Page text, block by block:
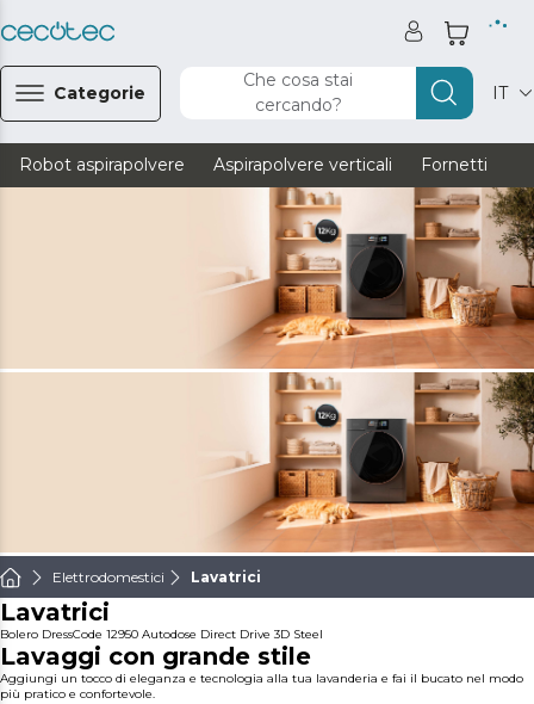
Categorie
Che cosa stai
cercando?
IT
Robot aspirapolvere Aspirapolvere verticali Fornetti
Elettrodomestici Lavatrici
Lavatrici
Bolero DressCode 12950 Autodose Direct Drive 3D Steel
Lavaggi con grande stile
Aggiungi un tocco di eleganza e tecnologia alla tua lavanderia e fai il bucato nel modo
più pratico e confortevole.